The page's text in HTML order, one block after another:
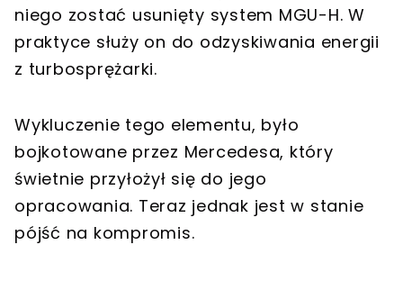
niego zostać usunięty system MGU-H. W
praktyce służy on do odzyskiwania energii
z turbosprężarki.
Wykluczenie tego elementu, było
bojkotowane przez Mercedesa, który
świetnie przyłożył się do jego
opracowania. Teraz jednak jest w stanie
pójść na kompromis.